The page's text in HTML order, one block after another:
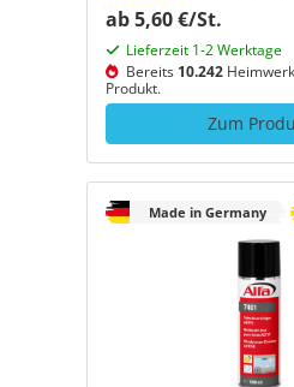
ab 5,60 €/St.
Lieferzeit 1-2 Werktage
Bereits 10.242
Produkt.
Zum
Made in Germany